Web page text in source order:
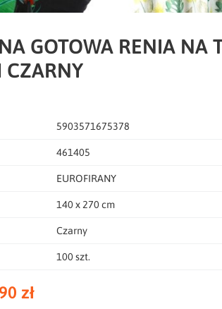
GOTOWA RENIA NA
CZARNY
5903571675378
461405
EUROFIRANY
140 x 270 cm
Czarny
100 szt.
zł